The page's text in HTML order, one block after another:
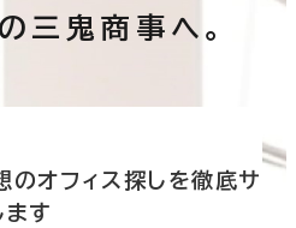
三鬼商事へ。
のオフィス探しを徹底サ
ます